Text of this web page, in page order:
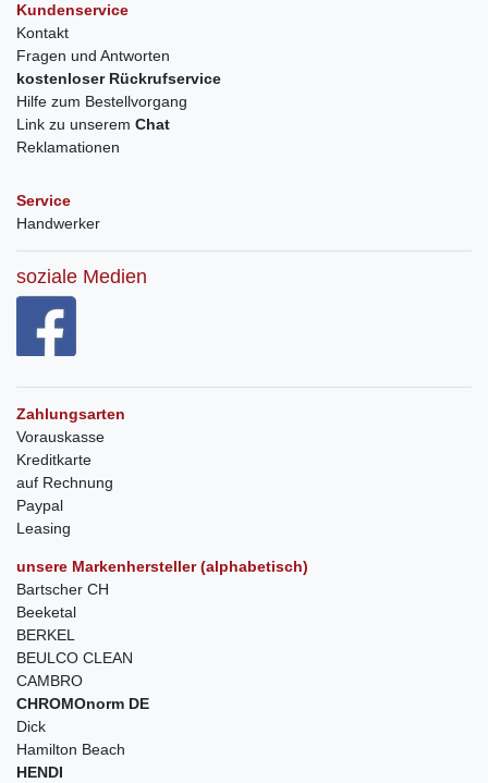
Kundenservice
Kontakt
Fragen und Antworten
kostenloser Rückrufservice
Hilfe zum Bestellvorgang
Link zu unserem Chat
Reklamationen
Service
Handwerker
soziale Medien
Zahlungsarten
Vorauskasse
Kreditkarte
auf Rechnung
Paypal
Leasing
unsere Markenhersteller (alphabetisch)
Bartscher CH
Beeketal
BERKEL
BEULCO CLEAN
CAMBRO
CHROMOnorm DE
Dick
Hamilton Beach
HENDI